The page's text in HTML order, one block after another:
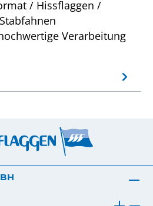
/ Hissflaggen /
Verarbeitung